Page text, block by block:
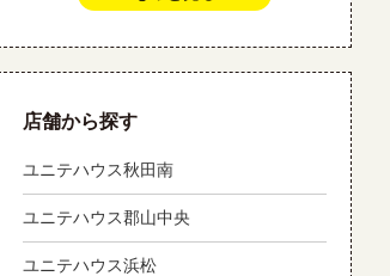
店舗から探す
ユニテハウス秋田南
ユニテハウス郡山中央
ユニテハウス浜松